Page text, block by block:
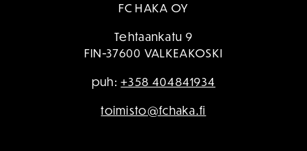
FC HAKA OY
Tehtaankatu 9
FIN-37600 VALKEAKOSKI
puh:+358 404841934
toimisto@fchaka.fi